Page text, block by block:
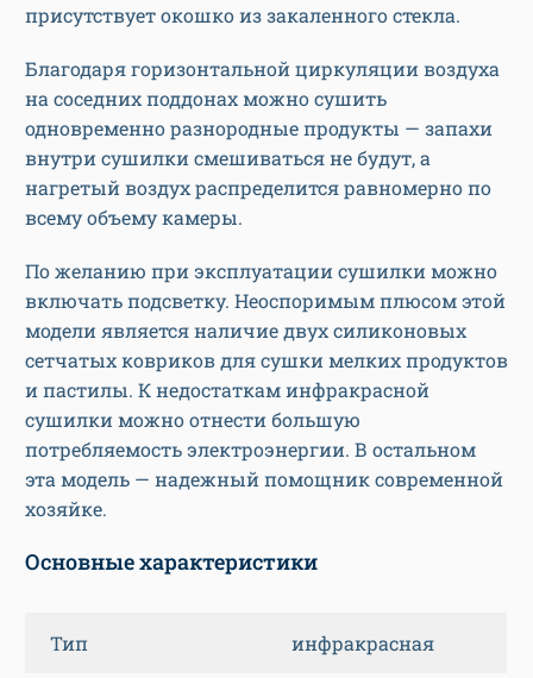
присутствует окошко из закаленного стекла.
Благодаря горизонтальной циркуляции воздуха
на соседних поддонах можно сушить
одновременно разнородные продукты — запахи
внутри сушилки смешиваться не будут, а
нагретый воздух распределится равномерно по
всему объему камеры.
По желанию при эксплуатации сушилки можно
включать подсветку. Неоспоримым плюсом этой
модели является наличие двух силиконовых
сетчатых ковриков для сушки мелких продуктов
и пастилы. К недостаткам инфракрасной
сушилки можно отнести большую
потребляемость электроэнергии. В остальном
эта модель — надежный помощник современной
хозяйке.
Основные характеристики
Тип инфракрасная